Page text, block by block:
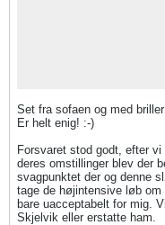
Set fra sofaen og med
Er helt enig! :-)
Forsvaret stod godt, efter
deres omstillinger blev der
svagpunktet der og denne
tage de højintensive løb
bare uacceptabelt for mig.
Skjelvik eller erstatte ham.